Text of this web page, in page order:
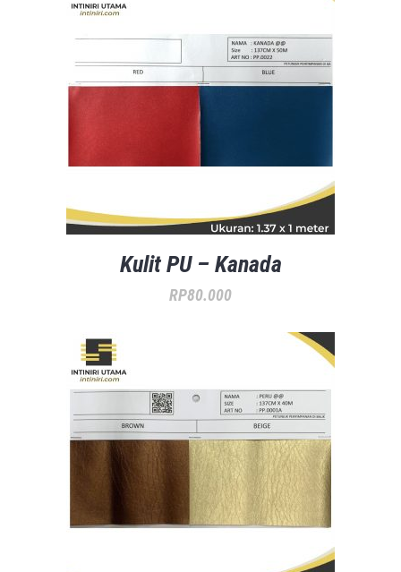
Kulit PU – Kanada
RP80.000